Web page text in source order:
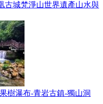
古城梵淨山世界遺產山水與
樹瀑布-青岩古鎮-獨山洞